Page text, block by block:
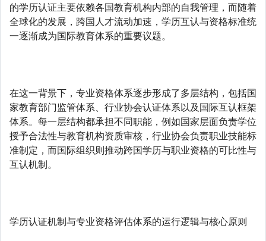
的学历认证主要依赖各国教育机构内部的自我管理，而随着
全球化的发展，跨国人才流动加速，学历互认与资格标准统
一逐渐成为国际教育体系的重要议题。
在这一背景下，专业资格体系逐步形成了多层结构，包括国
家教育部门监管体系、行业协会认证体系以及国际互认框架
体系。每一层结构都承担不同职能，例如国家层面负责学位
授予合法性与教育机构资质审核，行业协会负责职业技能标
准制定，而国际组织则推动跨国学历与职业资格的可比性与
互认机制。
学历认证机制与专业资格评估体系的运行逻辑与核心原则